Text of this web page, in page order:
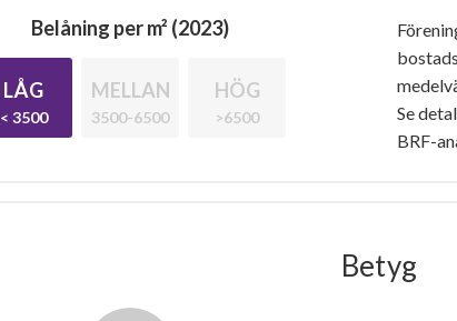
Belåning per m² (2023)
LÅG
< 3500
MELLAN
3500-6500
HÖG
>6500
Se
BRF-
Betyg